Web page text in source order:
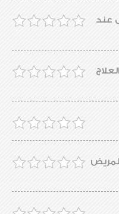
عند